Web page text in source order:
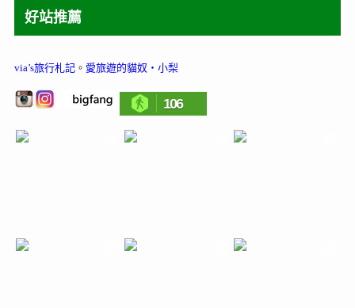
好站推薦
via’s旅行札記。 愛旅遊的貓奴‧小梨
106